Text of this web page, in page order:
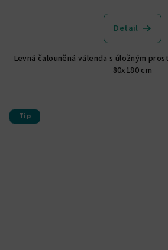
hodnocení
produktu
z
5
Detail
Levná čalouněná válenda s úložným
80x180 cm
Tip